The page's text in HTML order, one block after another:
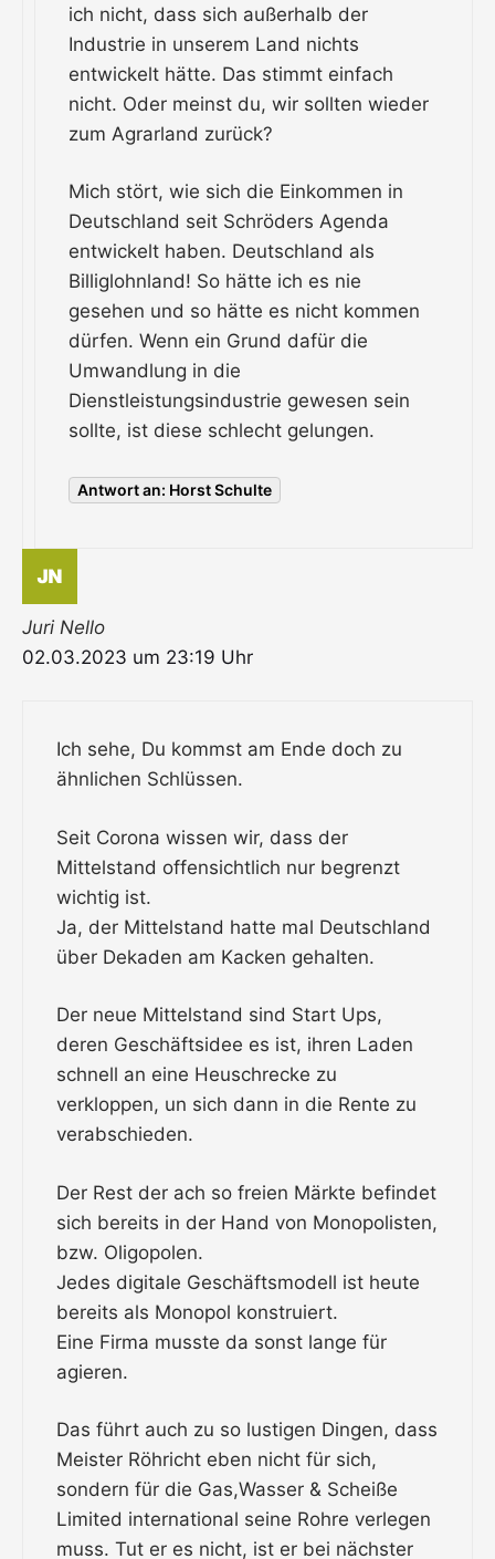
ich nicht, dass sich außerhalb der
Industrie in unserem Land nichts
entwickelt hätte. Das stimmt einfach
nicht. Oder meinst du, wir sollten wieder
zum Agrarland zurück?
Mich stört, wie sich die Einkommen in
Deutschland seit Schröders Agenda
entwickelt haben. Deutschland als
Billiglohnland! So hätte ich es nie
gesehen und so hätte es nicht kommen
dürfen. Wenn ein Grund dafür die
Umwandlung in die
Dienstleistungsindustrie gewesen sein
sollte, ist diese schlecht gelungen.
Antwort an: Horst Schulte
Juri Nello
02.03.2023 um 23:19 Uhr
Ich sehe, Du kommst am Ende doch zu
ähnlichen Schlüssen.
Seit Corona wissen wir, dass der
Mittelstand offensichtlich nur begrenzt
wichtig ist.
Ja, der Mittelstand hatte mal Deutschland
über Dekaden am Kacken gehalten.
Der neue Mittelstand sind Start Ups,
deren Geschäftsidee es ist, ihren Laden
schnell an eine Heuschrecke zu
verkloppen, un sich dann in die Rente zu
verabschieden.
Der Rest der ach so freien Märkte befindet
sich bereits in der Hand von Monopolisten,
bzw. Oligopolen.
Jedes digitale Geschäftsmodell ist heute
bereits als Monopol konstruiert.
Eine Firma musste da sonst lange für
agieren.
Das führt auch zu so lustigen Dingen, dass
Meister Röhricht eben nicht für sich,
sondern für die Gas,Wasser & Scheiße
Limited international seine Rohre verlegen
muss. Tut er es nicht, ist er bei nächster